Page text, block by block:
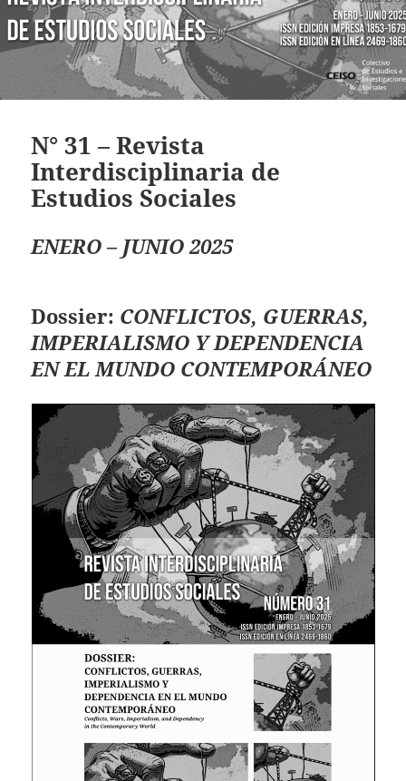
N° 31 – Revista
Interdisciplinaria de
Estudios Sociales
ENERO – JUNIO 2025
Dossier: CONFLICTOS, GUERRAS,
IMPERIALISMO Y DEPENDENCIA
EN EL MUNDO CONTEMPORÁNEO